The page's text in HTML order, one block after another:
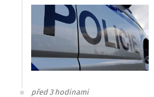
před 3 hodinami